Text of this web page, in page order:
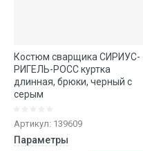
Костюм сварщика СИРИУС-
РИГЕЛЬ-РОСС куртка
длинная, брюки, черный с
серым
Артикул: 139609
Параметры